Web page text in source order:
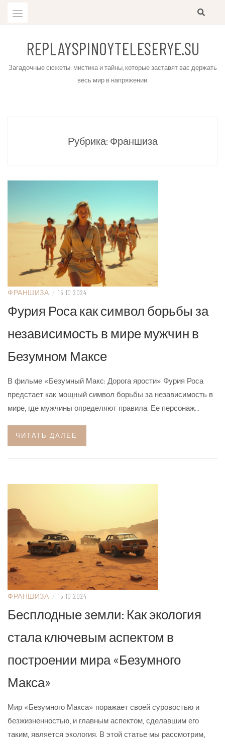
REPLAYSPINOYTELESERYE.SU
Загадочные сюжеты: мистика и тайны, которые заставят вас держать
весь мир в напряжении.
Рубрика: Франшиза
ФРАНШИЗА / 15.10.2024
Фурия Роса как символ борьбы за
независимость в мире мужчин в
Безумном Максе
В фильме «Безумный Макс: Дорога ярости» Фурия Роса
предстает как мощный символ борьбы за независимость в
мире, где мужчины определяют правила. Ее персонаж…
ЧИТАТЬ ДАЛЕЕ
ФРАНШИЗА / 15.10.2024
Бесплодные земли: Как экология
стала ключевым аспектом в
построении мира «Безумного
Макса»
Мир «Безумного Макса» поражает своей суровостью и
безжизненностью, и главным аспектом, сделавшим его
таким, является экология. В этой статье мы рассмотрим,